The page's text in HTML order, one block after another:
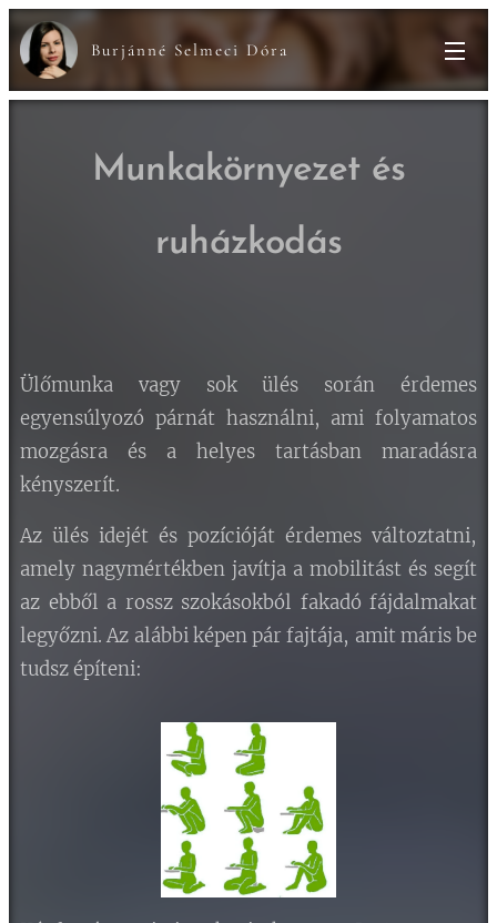
Burjánné Selmeci Dóra
Munkakörnyezet és
ruházkodás
Ülőmunka vagy sok ülés során érdemes
egyensúlyozó párnát használni, ami folyamatos
mozgásra és a helyes tartásban maradásra
kényszerít.
Az ülés idejét és pozícióját érdemes változtatni,
amely nagymértékben javítja a mobilitást és segít
az ebből a rossz szokásokból fakadó fájdalmakat
legyőzni. Az alábbi képen pár fajtája, amit máris be
tudsz építeni: